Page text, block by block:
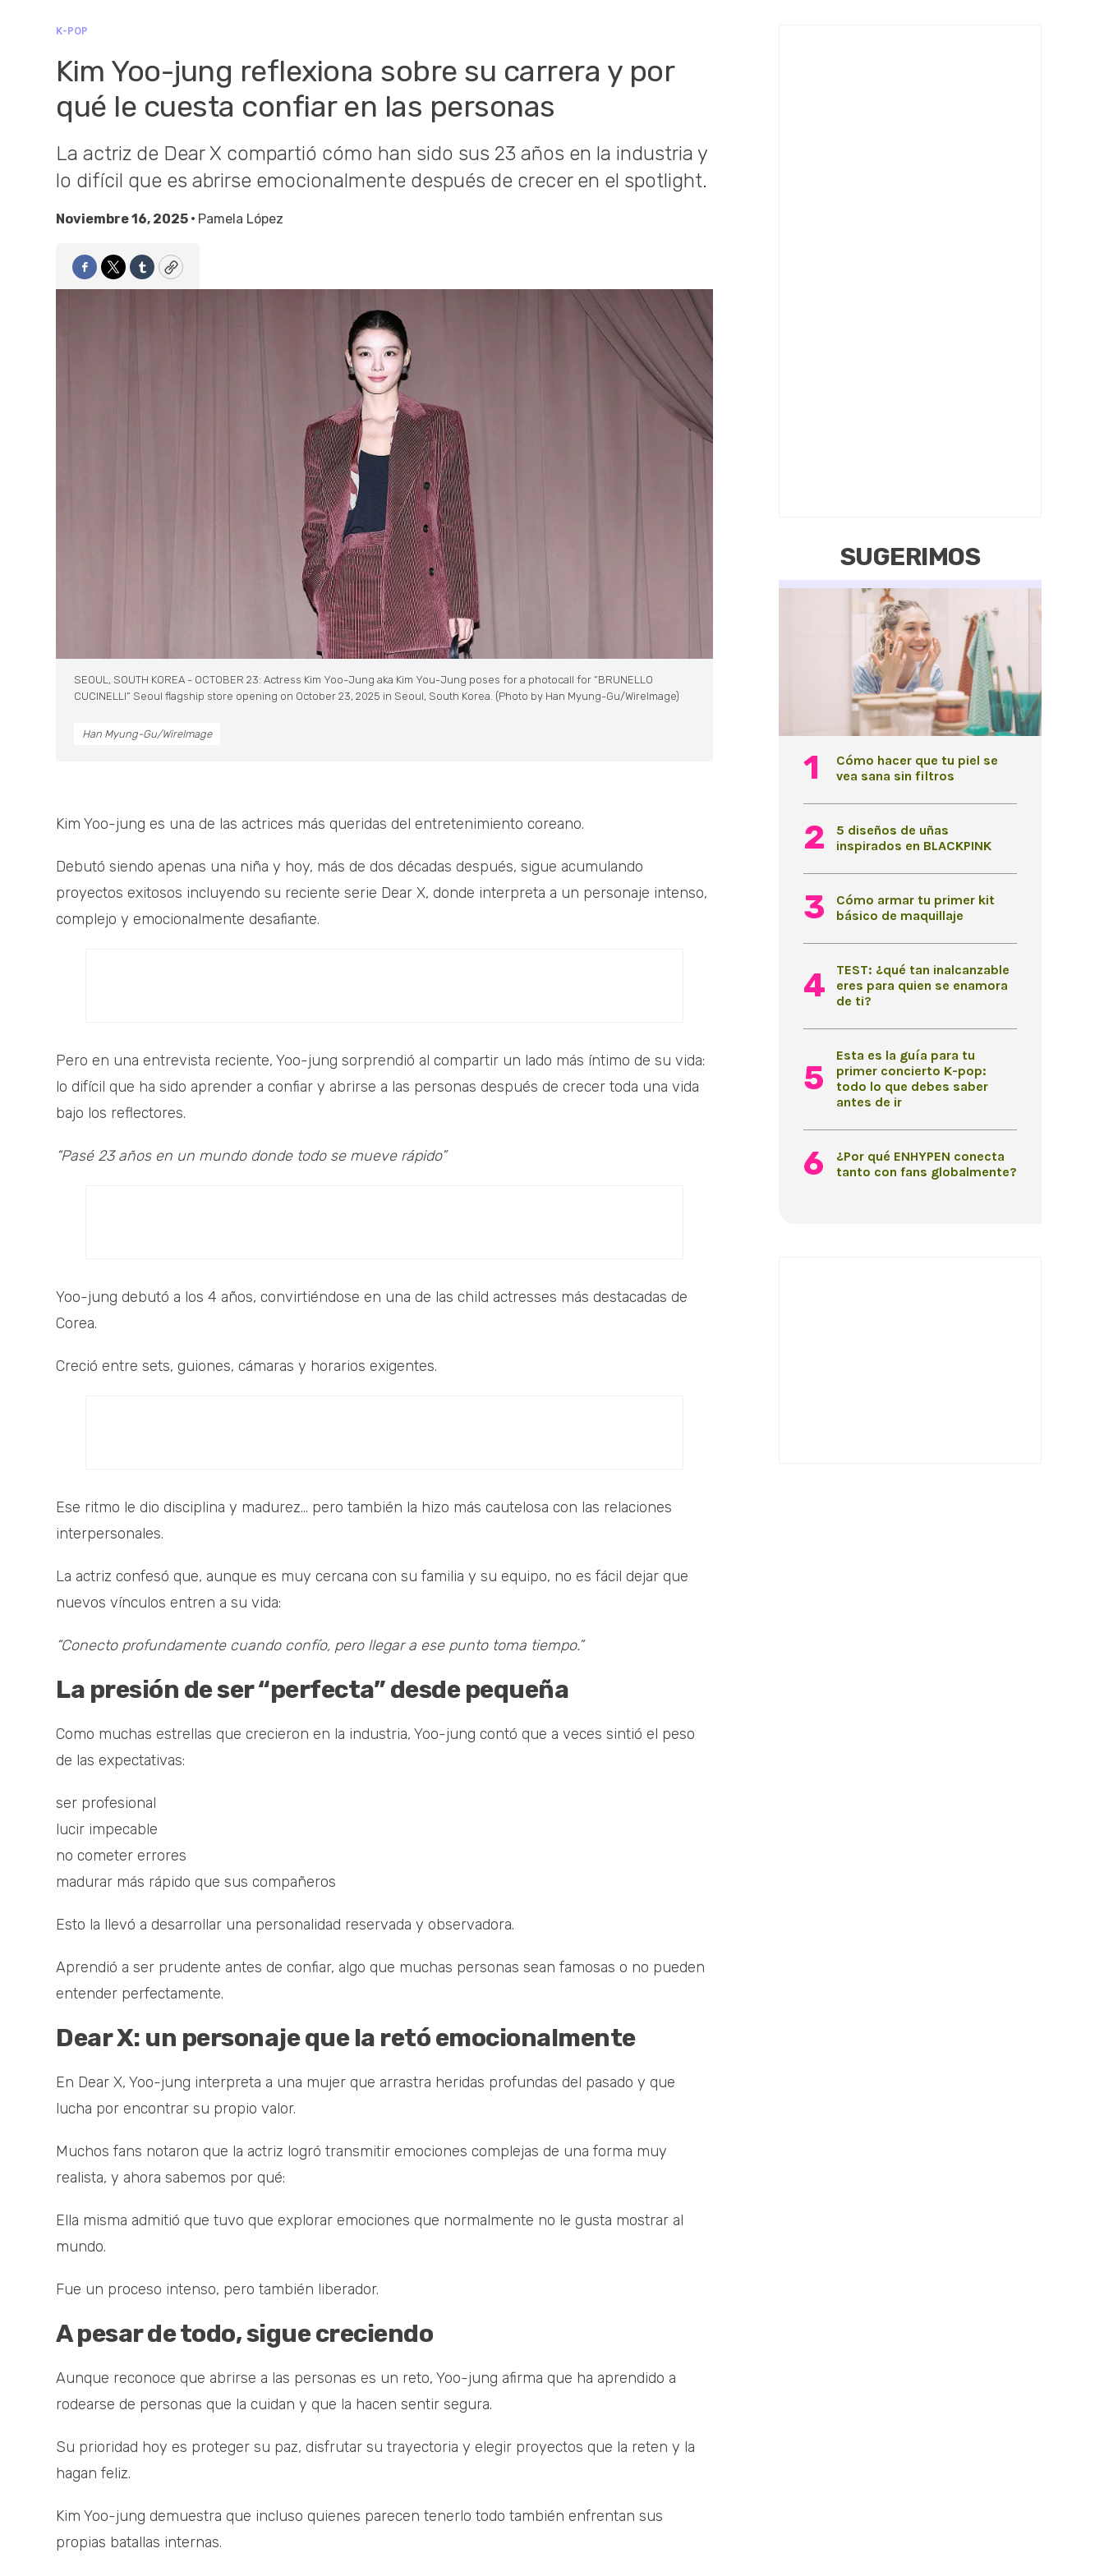
K-POP
Kim Yoo-jung reflexiona sobre su carrera y por
qué le cuesta confiar en las personas
La actriz de Dear X compartió cómo han sido sus 23 años en la industria y
lo difícil que es abrirse emocionalmente después de crecer en el spotlight.
Noviembre 16, 2025 • Pamela López
Facebook
TwitterTumblrCopy
SEOUL, SOUTH KOREA - OCTOBER 23: Actress Kim Yoo-Jung aka Kim You-Jung poses for a photocall for “BRUNELLO
CUCINELLI” Seoul flagship store opening on October 23, 2025 in Seoul, South Korea. (Photo by Han Myung-Gu/WireImage)
Han Myung-Gu/WireImage
Kim Yoo-jung es una de las actrices más queridas del entretenimiento coreano.
Debutó siendo apenas una niña y hoy, más de dos décadas después, sigue acumulando
proyectos exitosos incluyendo su reciente serie Dear X, donde interpreta a un personaje intenso,
complejo y emocionalmente desafiante.
Pero en una entrevista reciente, Yoo-jung sorprendió al compartir un lado más íntimo de su vida:
lo difícil que ha sido aprender a confiar y abrirse a las personas después de crecer toda una vida
bajo los reflectores.
“Pasé 23 años en un mundo donde todo se mueve rápido”
Yoo-jung debutó a los 4 años, convirtiéndose en una de las child actresses más destacadas de
Corea.
Creció entre sets, guiones, cámaras y horarios exigentes.
Ese ritmo le dio disciplina y madurez… pero también la hizo más cautelosa con las relaciones
interpersonales.
La actriz confesó que, aunque es muy cercana con su familia y su equipo, no es fácil dejar que
nuevos vínculos entren a su vida:
“Conecto profundamente cuando confío, pero llegar a ese punto toma tiempo.”
La presión de ser “perfecta” desde pequeña
Como muchas estrellas que crecieron en la industria, Yoo-jung contó que a veces sintió el peso
de las expectativas:
ser profesional
lucir impecable
no cometer errores
madurar más rápido que sus compañeros
Esto la llevó a desarrollar una personalidad reservada y observadora.
Aprendió a ser prudente antes de confiar, algo que muchas personas sean famosas o no pueden
entender perfectamente.
Dear X: un personaje que la retó emocionalmente
En Dear X, Yoo-jung interpreta a una mujer que arrastra heridas profundas del pasado y que
lucha por encontrar su propio valor.
Muchos fans notaron que la actriz logró transmitir emociones complejas de una forma muy
realista, y ahora sabemos por qué:
Ella misma admitió que tuvo que explorar emociones que normalmente no le gusta mostrar al
mundo.
Fue un proceso intenso, pero también liberador.
A pesar de todo, sigue creciendo
Aunque reconoce que abrirse a las personas es un reto, Yoo-jung afirma que ha aprendido a
rodearse de personas que la cuidan y que la hacen sentir segura.
Su prioridad hoy es proteger su paz, disfrutar su trayectoria y elegir proyectos que la reten y la
hagan feliz.
Kim Yoo-jung demuestra que incluso quienes parecen tenerlo todo también enfrentan sus
propias batallas internas.
SUGERIMOS
Cómo hacer que tu piel se
vea sana sin filtros
5 diseños de uñas
inspirados en BLACKPINK
Cómo armar tu primer kit
básico de maquillaje
TEST: ¿qué tan inalcanzable
eres para quien se enamora
de ti?
Esta es la guía para tu
primer concierto K-pop:
todo lo que debes saber
antes de ir
¿Por qué ENHYPEN conecta
tanto con fans globalmente?